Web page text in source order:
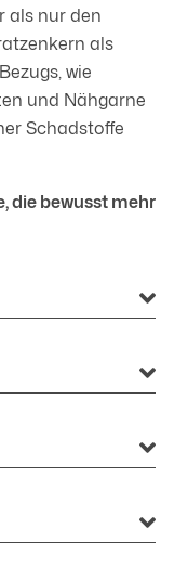
als nur den
als
wie
und Nähgarne
Schadstoffe
die bewusst mehr